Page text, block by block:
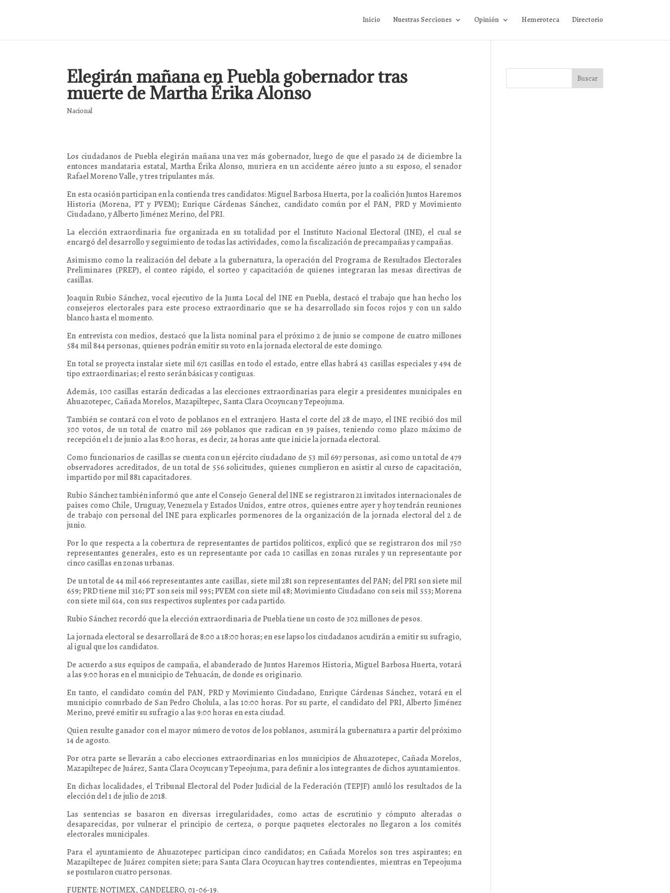
Inicio Nuestras Secciones Opinión Hemeroteca Directorio
Elegirán mañana en Puebla gobernador tras
muerte de Martha Érika Alonso
Nacional
Los ciudadanos de Puebla elegirán mañana una vez más gobernador, luego de que el pasado 24 de diciembre la
entonces mandataria estatal, Martha Érika Alonso, muriera en un accidente aéreo junto a su esposo, el senador
Rafael Moreno Valle, y tres tripulantes más.
En esta ocasión participan en la contienda tres candidatos: Miguel Barbosa Huerta, por la coalición Juntos Haremos
Historia (Morena, PT y PVEM); Enrique Cárdenas Sánchez, candidato común por el PAN, PRD y Movimiento
Ciudadano, y Alberto Jiménez Merino, del PRI.
La elección extraordinaria fue organizada en su totalidad por el Instituto Nacional Electoral (INE), el cual se
encargó del desarrollo y seguimiento de todas las actividades, como la fiscalización de precampañas y campañas.
Asimismo como la realización del debate a la gubernatura, la operación del Programa de Resultados Electorales
Preliminares (PREP), el conteo rápido, el sorteo y capacitación de quienes integraran las mesas directivas de
casillas.
Joaquín Rubio Sánchez, vocal ejecutivo de la Junta Local del INE en Puebla, destacó el trabajo que han hecho los
consejeros electorales para este proceso extraordinario que se ha desarrollado sin focos rojos y con un saldo
blanco hasta el momento.
En entrevista con medios, destacó que la lista nominal para el próximo 2 de junio se compone de cuatro millones
584 mil 844 personas, quienes podrán emitir su voto en la jornada electoral de este domingo.
En total se proyecta instalar siete mil 671 casillas en todo el estado, entre ellas habrá 43 casillas especiales y 494 de
tipo extraordinarias; el resto serán básicas y contiguas.
Además, 100 casillas estarán dedicadas a las elecciones extraordinarias para elegir a presidentes municipales en
Ahuazotepec, Cañada Morelos, Mazapiltepec, Santa Clara Ocoyucan y Tepeojuma.
También se contará con el voto de poblanos en el extranjero. Hasta el corte del 28 de mayo, el INE recibió dos mil
300 votos, de un total de cuatro mil 269 poblanos que radican en 39 países, teniendo como plazo máximo de
recepción el 1 de junio a las 8:00 horas, es decir, 24 horas ante que inicie la jornada electoral.
Como funcionarios de casillas se cuenta con un ejército ciudadano de 53 mil 697 personas, así como un total de 479
observadores acreditados, de un total de 556 solicitudes, quienes cumplieron en asistir al curso de capacitación,
impartido por mil 881 capacitadores.
Rubio Sánchez también informó que ante el Consejo General del INE se registraron 21 invitados internacionales de
países como Chile, Uruguay, Venezuela y Estados Unidos, entre otros, quienes entre ayer y hoy tendrán reuniones
de trabajo con personal del INE para explicarles pormenores de la organización de la jornada electoral del 2 de
junio.
Por lo que respecta a la cobertura de representantes de partidos políticos, explicó que se registraron dos mil 750
representantes generales, esto es un representante por cada 10 casillas en zonas rurales y un representante por
cinco casillas en zonas urbanas.
De un total de 44 mil 466 representantes ante casillas, siete mil 281 son representantes del PAN; del PRI son siete mil
659; PRD tiene mil 316; PT son seis mil 995; PVEM con siete mil 48; Movimiento Ciudadano con seis mil 553; Morena
con siete mil 614, con sus respectivos suplentes por cada partido.
Rubio Sánchez recordó que la elección extraordinaria de Puebla tiene un costo de 302 millones de pesos.
La jornada electoral se desarrollará de 8:00 a 18:00 horas; en ese lapso los ciudadanos acudirán a emitir su sufragio,
al igual que los candidatos.
De acuerdo a sus equipos de campaña, el abanderado de Juntos Haremos Historia, Miguel Barbosa Huerta, votará
a las 9:00 horas en el municipio de Tehuacán, de donde es originario.
En tanto, el candidato común del PAN, PRD y Movimiento Ciudadano, Enrique Cárdenas Sánchez, votará en el
municipio conurbado de San Pedro Cholula, a las 10:00 horas. Por su parte, el candidato del PRI, Alberto Jiménez
Merino, prevé emitir su sufragio a las 9:00 horas en esta ciudad.
Quien resulte ganador con el mayor número de votos de los poblanos, asumirá la gubernatura a partir del próximo
14 de agosto.
Por otra parte se llevarán a cabo elecciones extraordinarias en los municipios de Ahuazotepec, Cañada Morelos,
Mazapiltepec de Juárez, Santa Clara Ocoyucan y Tepeojuma, para definir a los integrantes de dichos ayuntamientos.
En dichas localidades, el Tribunal Electoral del Poder Judicial de la Federación (TEPJF) anuló los resultados de la
elección del 1 de julio de 2018.
Las sentencias se basaron en diversas irregularidades, como actas de escrutinio y cómputo alteradas o
desaparecidas, por vulnerar el principio de certeza, o porque paquetes electorales no llegaron a los comités
electorales municipales.
Para el ayuntamiento de Ahuazotepec participan cinco candidatos; en Cañada Morelos son tres aspirantes; en
Mazapiltepec de Juárez compiten siete; para Santa Clara Ocoyucan hay tres contendientes, mientras en Tepeojuma
se postularon cuatro personas.
FUENTE: NOTIMEX, CANDELERO, 01-06-19.